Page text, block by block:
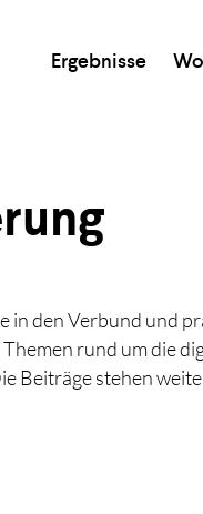
Ergebnisse
in den Verbund und
rund um die
Beiträge stehen